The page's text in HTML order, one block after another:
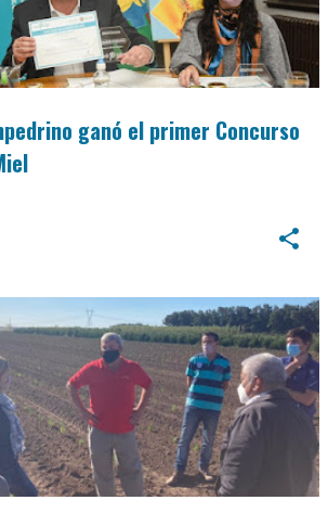
ganó el primer Concurso